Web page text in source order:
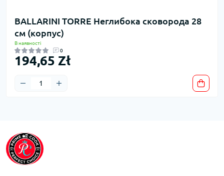
BALLARINI TORRE Неглибока сковорода 28
см (корпус)
В наявності
0
194,65 Zł